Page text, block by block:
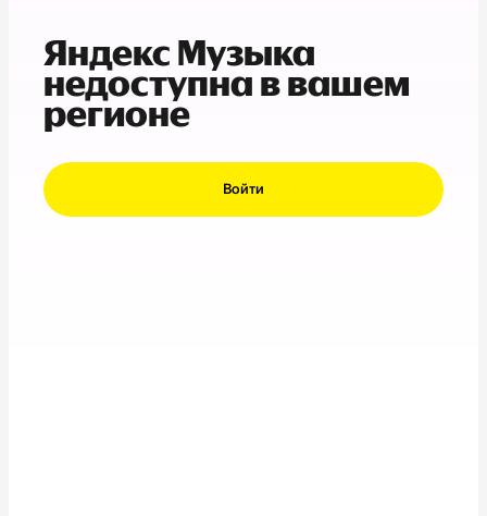
Яндекс Музыка
недоступна в вашем
регионе
Войти